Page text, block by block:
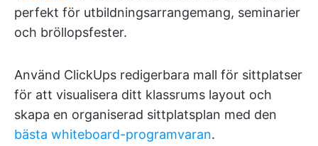
perfekt för utbildningsarrangemang, seminarier
och bröllopsfester.
Använd ClickUps redigerbara mall för sittplatser
för att visualisera ditt klassrums layout och
skapa en organiserad sittplatsplan med den
bästa whiteboard-programvaran.